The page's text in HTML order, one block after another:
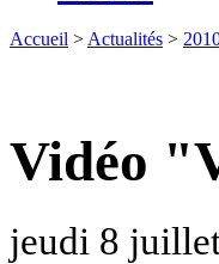
Accueil > Actualités >
Vidéo
jeudi 8